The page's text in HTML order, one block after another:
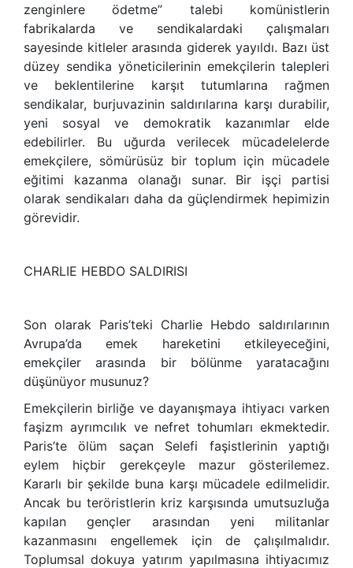
zenginlere ödetme” talebi komünistlerin
fabrikalarda ve sendikalardaki çalışmaları
sayesinde kitleler arasında giderek yayıldı. Bazı üst
düzey sendika yöneticilerinin emekçilerin talepleri
ve beklentilerine karşıt tutumlarına rağmen
sendikalar, burjuvazinin saldırılarına karşı durabilir,
yeni sosyal ve demokratik kazanımlar elde
edebilirler. Bu uğurda verilecek mücadelelerde
emekçilere, sömürüsüz bir toplum için mücadele
eğitimi kazanma olanağı sunar. Bir işçi partisi
olarak sendikaları daha da güçlendirmek hepimizin
görevidir.
CHARLIE HEBDO SALDIRISI
Son olarak Paris’teki Charlie Hebdo saldırılarının
Avrupa’da emek hareketini etkileyeceğini,
emekçiler arasında bir bölünme yaratacağını
düşünüyor musunuz?
Emekçilerin birliğe ve dayanışmaya ihtiyacı varken
faşizm ayrımcılık ve nefret tohumları ekmektedir.
Paris’te ölüm saçan Selefi faşistlerinin yaptığı
eylem hiçbir gerekçeyle mazur gösterilemez.
Kararlı bir şekilde buna karşı mücadele edilmelidir.
Ancak bu teröristlerin kriz karşısında umutsuzluğa
kapılan gençler arasından yeni militanlar
kazanmasını engellemek için de çalışılmalıdır.
Toplumsal dokuya yatırım yapılmasına ihtiyacımız